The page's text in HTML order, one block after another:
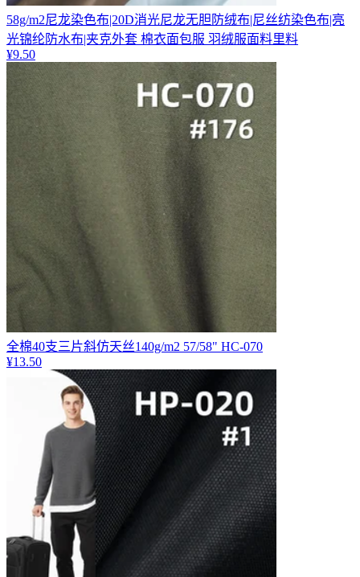
58g/m2尼龙染色布|20D消光尼龙无胆防绒布|尼丝纺染色布|亮
光锦纶防水布|夹克外套 棉衣面包服 羽绒服面料里料
¥9.50
全棉40支三片斜仿天丝140g/m2 57/58" HC-070
¥13.50